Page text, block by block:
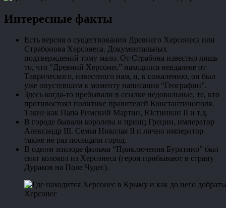
Интересные факты
Есть версия о существовании Древнего Херсонеса или
Страбонова Херсонеса. Документальных
подтверждений тому мало. От Страбона известно лишь
то, что “Древний Херсонес” находился невдалеке от
Таврического, известного нам, и, к сожалению, он был
уже опустевшим к моменту написания “Географии”.
Здесь когда-то пребывали в ссылке недовольные, те, кто
противостоял политике правителей Константинополя.
Такие как Папа Римский Мартин, Юстиниан II и т.д.
В городе бывали королева и принц Греции, император
Александр III. Семья Николая II и лично император
также не раз посещали город.
В одном эпизоде фильма “Приключения Буратино” был
снят колокол из Херсонеса (герои прибывают в страну
Дураков на Поле Чудес).
Херсонес